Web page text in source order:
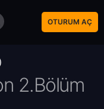
OTURUM AÇ
2.Bölüm